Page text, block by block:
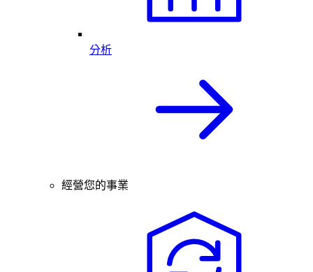
分析
經營您的事業